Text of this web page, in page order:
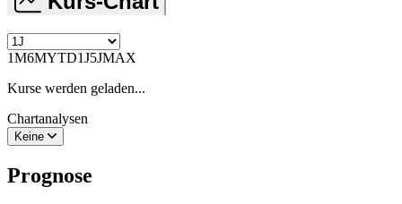
1M6MYTD1J5JMAX
Kurse werden geladen...
Chartanalysen
Keine
Prognose